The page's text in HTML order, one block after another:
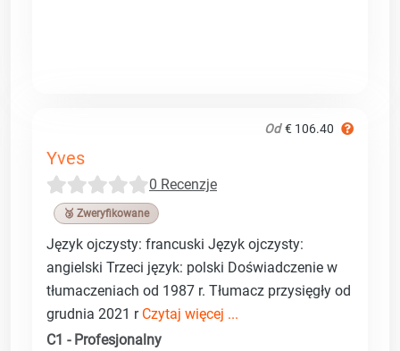
Od € 106.40
Yves
0 Recenzje
🥉 Zweryfikowane
Język ojczysty: francuski Język ojczysty:
angielski Trzeci język: polski Doświadczenie w
tłumaczeniach od 1987 r. Tłumacz przysięgły od
grudnia 2021 r Czytaj więcej ...
C1 - Profesjonalny